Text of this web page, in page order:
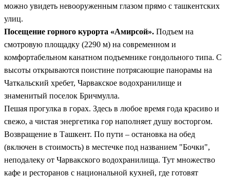
можно увидеть невооруженным глазом прямо с ташкентских
улиц.
Посещение горного курорта «Амирсой». Подъем на
смотровую площадку (2290 м) на современном и
комфортабельном канатном подъемнике гондольного типа. С
высоты открываются поистине потрясающие панорамы на
Чаткальский хребет, Чарвакское водохранилище и
знаменитый поселок Бричмулла.
Пешая прогулка в горах. Здесь в любое время года красиво и
свежо, а чистая энергетика гор наполняет душу восторгом.
Возвращение в Ташкент. По пути – остановка на обед
(включен в стоимость) в местечке под названием "Бочки",
неподалеку от Чарвакского водохранилища. Тут множество
кафе и ресторанов с национальной кухней, где готовят